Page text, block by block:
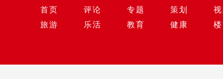
首页 评论 专题 策划
旅游
乐活 教育 健康